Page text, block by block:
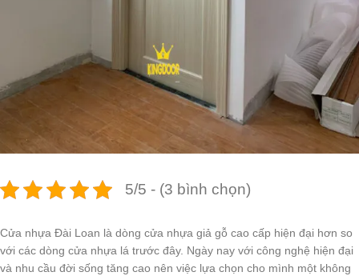
5/5 - (3 bình chọn)
Cửa nhựa Đài Loan là dòng cửa nhựa giả gỗ cao cấp hiện đại hơn so
với các dòng cửa nhựa lá trước đây. Ngày nay với công nghệ hiện đại
và nhu cầu đời sống tăng cao nên việc lựa chọn cho mình một không